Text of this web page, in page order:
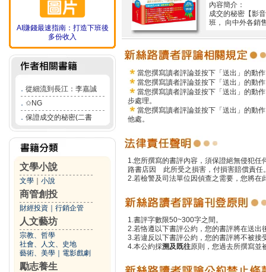
AI賺錢最速指南：打造下班後
多份收入
． 從細流到長江：李嘉誠
． ✩NG
． 保證成交的秘密(二書
文學小說
文學 小說
商管創投
財經投資 行銷企管
人文藝坊
宗教、哲學
社會、人文、史地
藝術、美學
電影戲劇
勵志養生
內容簡介：
成交的秘密【影
班， 向中外各銷
當您撰寫讀者評論並按下「送出」的動
當您撰寫讀者評論並按下「送出」的動
當您撰寫讀者評論並按下「送出」的動
步處理。
當您撰寫讀者評論並按下「送出」的動
他處。
1.您所撰寫的書評內容，須保證絕無侵犯
路書店因 此所受之損害，付損害賠償責任
2.若檢警及司法單位因偵查之需要，您將
1.書評字數限50~300字之間。
2.若恪遵以下書評公約，您的書評將在送
3.若違反以下書評公約，您的書評將不被接
4.本公約採溯及既往原則，您過去所撰寫並